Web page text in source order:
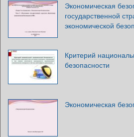
Экономическая
государственной
экономической
Критерий
безопасности
Экономическая